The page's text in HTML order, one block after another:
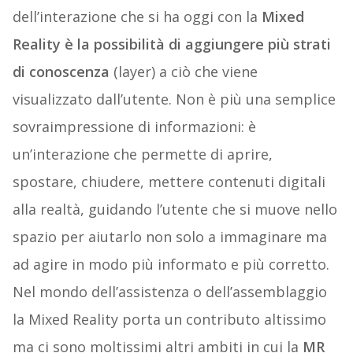
dell’interazione che si ha oggi con la Mixed
Reality è la possibilità di aggiungere più strati
di conoscenza (layer) a ciò che viene
visualizzato dall’utente. Non è più una semplice
sovraimpressione di informazioni: è
un’interazione che permette di aprire,
spostare, chiudere, mettere contenuti digitali
alla realtà, guidando l’utente che si muove nello
spazio per aiutarlo non solo a immaginare ma
ad agire in modo più informato e più corretto.
Nel mondo dell’assistenza o dell’assemblaggio
la Mixed Reality porta un contributo altissimo
ma ci sono moltissimi altri ambiti in cui la MR